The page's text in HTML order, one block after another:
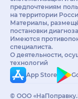
предпочтениям
на территории
Материалы,
постановки
Имеются
специалиста.
О деятельности,
технологий
App Store
© ООО